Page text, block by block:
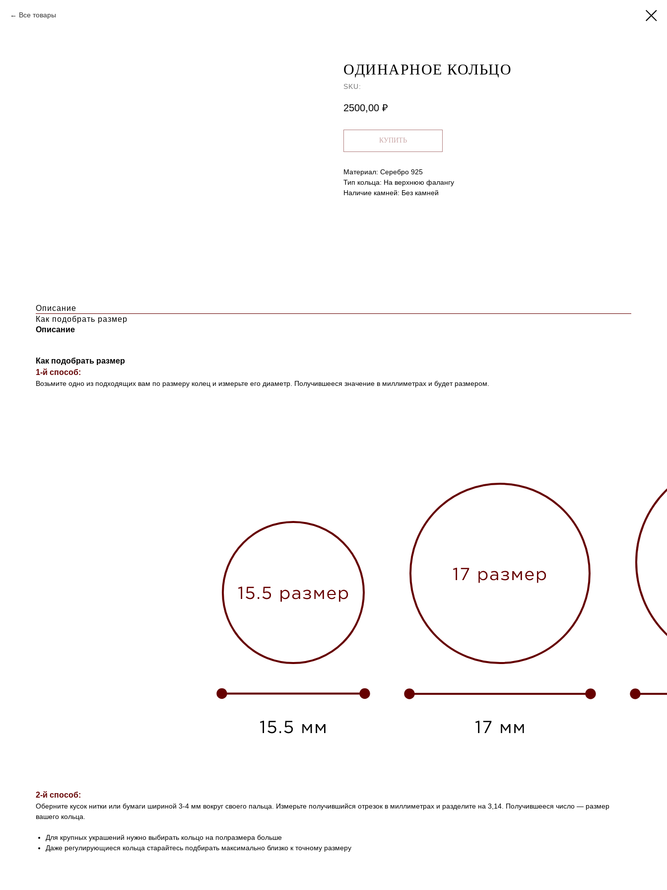
Все товары
ОДИНАРНОЕ КОЛЬЦО
SKU:
2500,00 ₽
КУПИТЬ
Материал: Серебро 925
Тип кольца: На верхнюю фалангу
Наличие камней: Без камней
Описание
Как подобрать размер
Описание
Как подобрать размер
1-й способ:
Возьмите одно из подходящих вам по размеру колец и измерьте его диаметр. Получившееся значение в миллиметрах и будет размером.
2-й способ:
Оберните кусок нитки или бумаги шириной 3-4 мм вокруг своего пальца. Измерьте получившийся отрезок в миллиметрах и разделите на 3,14. Получившееся число — размер
вашего кольца.
Для крупных украшений нужно выбирать кольцо на полразмера больше
Даже регулирующиеся кольца старайтесь подбирать максимально близко к точному размеру